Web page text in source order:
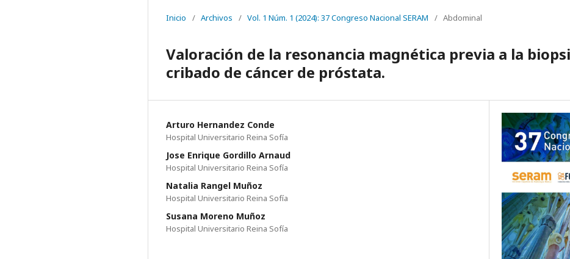
Inicio / Archivos / Vol. 1 Núm. 1 (2024): 37 Congreso Nacional SERAM / Abdominal
Valoración de la resonancia magnética previa a la
cribado de cáncer de próstata.
Arturo Hernandez Conde
Hospital Universitario Reina Sofía
Jose Enrique Gordillo Arnaud
Hospital Universitario Reina Sofía
Natalia Rangel Muñoz
Hospital Universitario Reina Sofía
Susana Moreno Muñoz
Hospital Universitario Reina Sofía